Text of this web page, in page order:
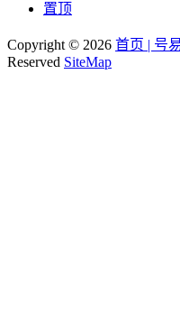
置顶
Copyright © 2026 首页 | 号
Reserved SiteMap